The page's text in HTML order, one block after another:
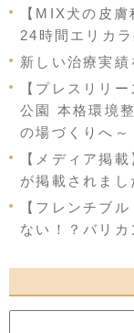
【MIX犬の皮
24時間エリカ
新しい治療実績
【プレスリリ
公園 本格環境
の場づくりへ～
【メディア掲
が掲載されまし
【フレンチブ
ない！？バリカ